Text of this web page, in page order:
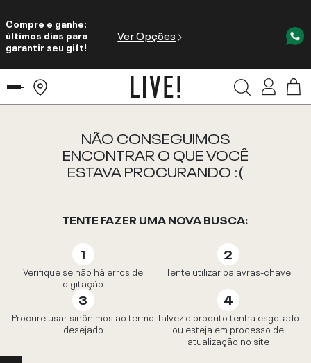
Compre e ganhe:
últimos dias para
garantir seu gift!
Ver Opções
NÃO CONSEGUIMOS
ENCONTRAR O QUE VOCÊ
ESTAVA PROCURANDO :(
TENTE FAZER UMA NOVA BUSCA:
Verifique se não há erros de
digitação
Tente utilizar palavras-chave
Procure usar sinônimos ao termo
desejado
Talvez o produto tenha esgotado
ou esteja em processo de
atualização no site